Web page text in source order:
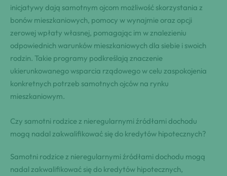
inicjatywy dają samotnym ojcom możliwość skorzystania z
bonów mieszkaniowych, pomocy w wynajmie oraz opcji
zerowej wpłaty własnej, pomagając im w znalezieniu
odpowiednich warunków mieszkaniowych dla siebie i swoich
rodzin. Takie programy podkreślają znaczenie
ukierunkowanego wsparcia rządowego w celu zaspokojenia
konkretnych potrzeb samotnych ojców na rynku
mieszkaniowym.
Czy samotni rodzice z nieregularnymi źródłami dochodu
mogą nadal zakwalifikować się do kredytów hipotecznych?
Samotni rodzice z nieregularnymi źródłami dochodu mogą
nadal zakwalifikować się do kredytów hipotecznych,